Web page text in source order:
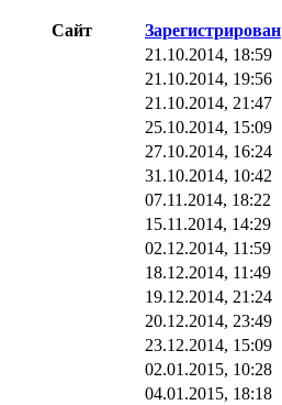
Сайт Зарегистрирован
21.10.2014, 18:59
21.10.2014, 19:56
21.10.2014, 21:47
25.10.2014, 15:09
27.10.2014, 16:24
31.10.2014, 10:42
07.11.2014, 18:22
15.11.2014, 14:29
02.12.2014, 11:59
18.12.2014, 11:49
19.12.2014, 21:24
20.12.2014, 23:49
23.12.2014, 15:09
02.01.2015, 10:28
04.01.2015, 18:18